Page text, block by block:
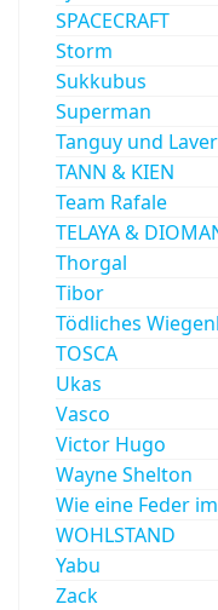
SPACECRAFT
Storm
Sukkubus
Superman
Tanguy und
TANN & KIEN
Team Rafale
TELAYA &
Thorgal
Tibor
Tödliches
TOSCA
Ukas
Vasco
Victor Hugo
Wayne Shelton
Wie eine Feder
WOHLSTAND
Yabu
Zack